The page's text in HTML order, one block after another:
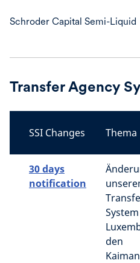
Schroder Capital Semi-Liquid
Transfer Agency
SSI Changes Thema
30 days
notification
den